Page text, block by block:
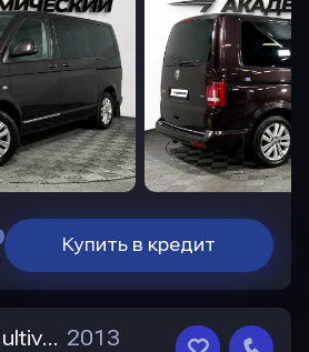
Купить в кредит
Volkswagen Multivan 2013